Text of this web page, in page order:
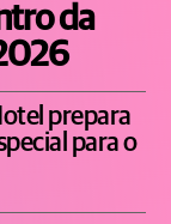
da
prepara
para o